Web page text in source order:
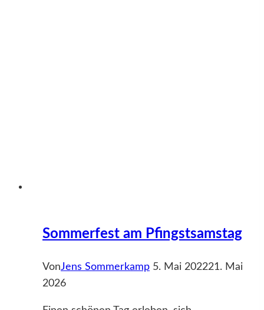
Sommerfest am Pfingstsamstag
VonJens Sommerkamp 5. Mai 202221. Mai
2026